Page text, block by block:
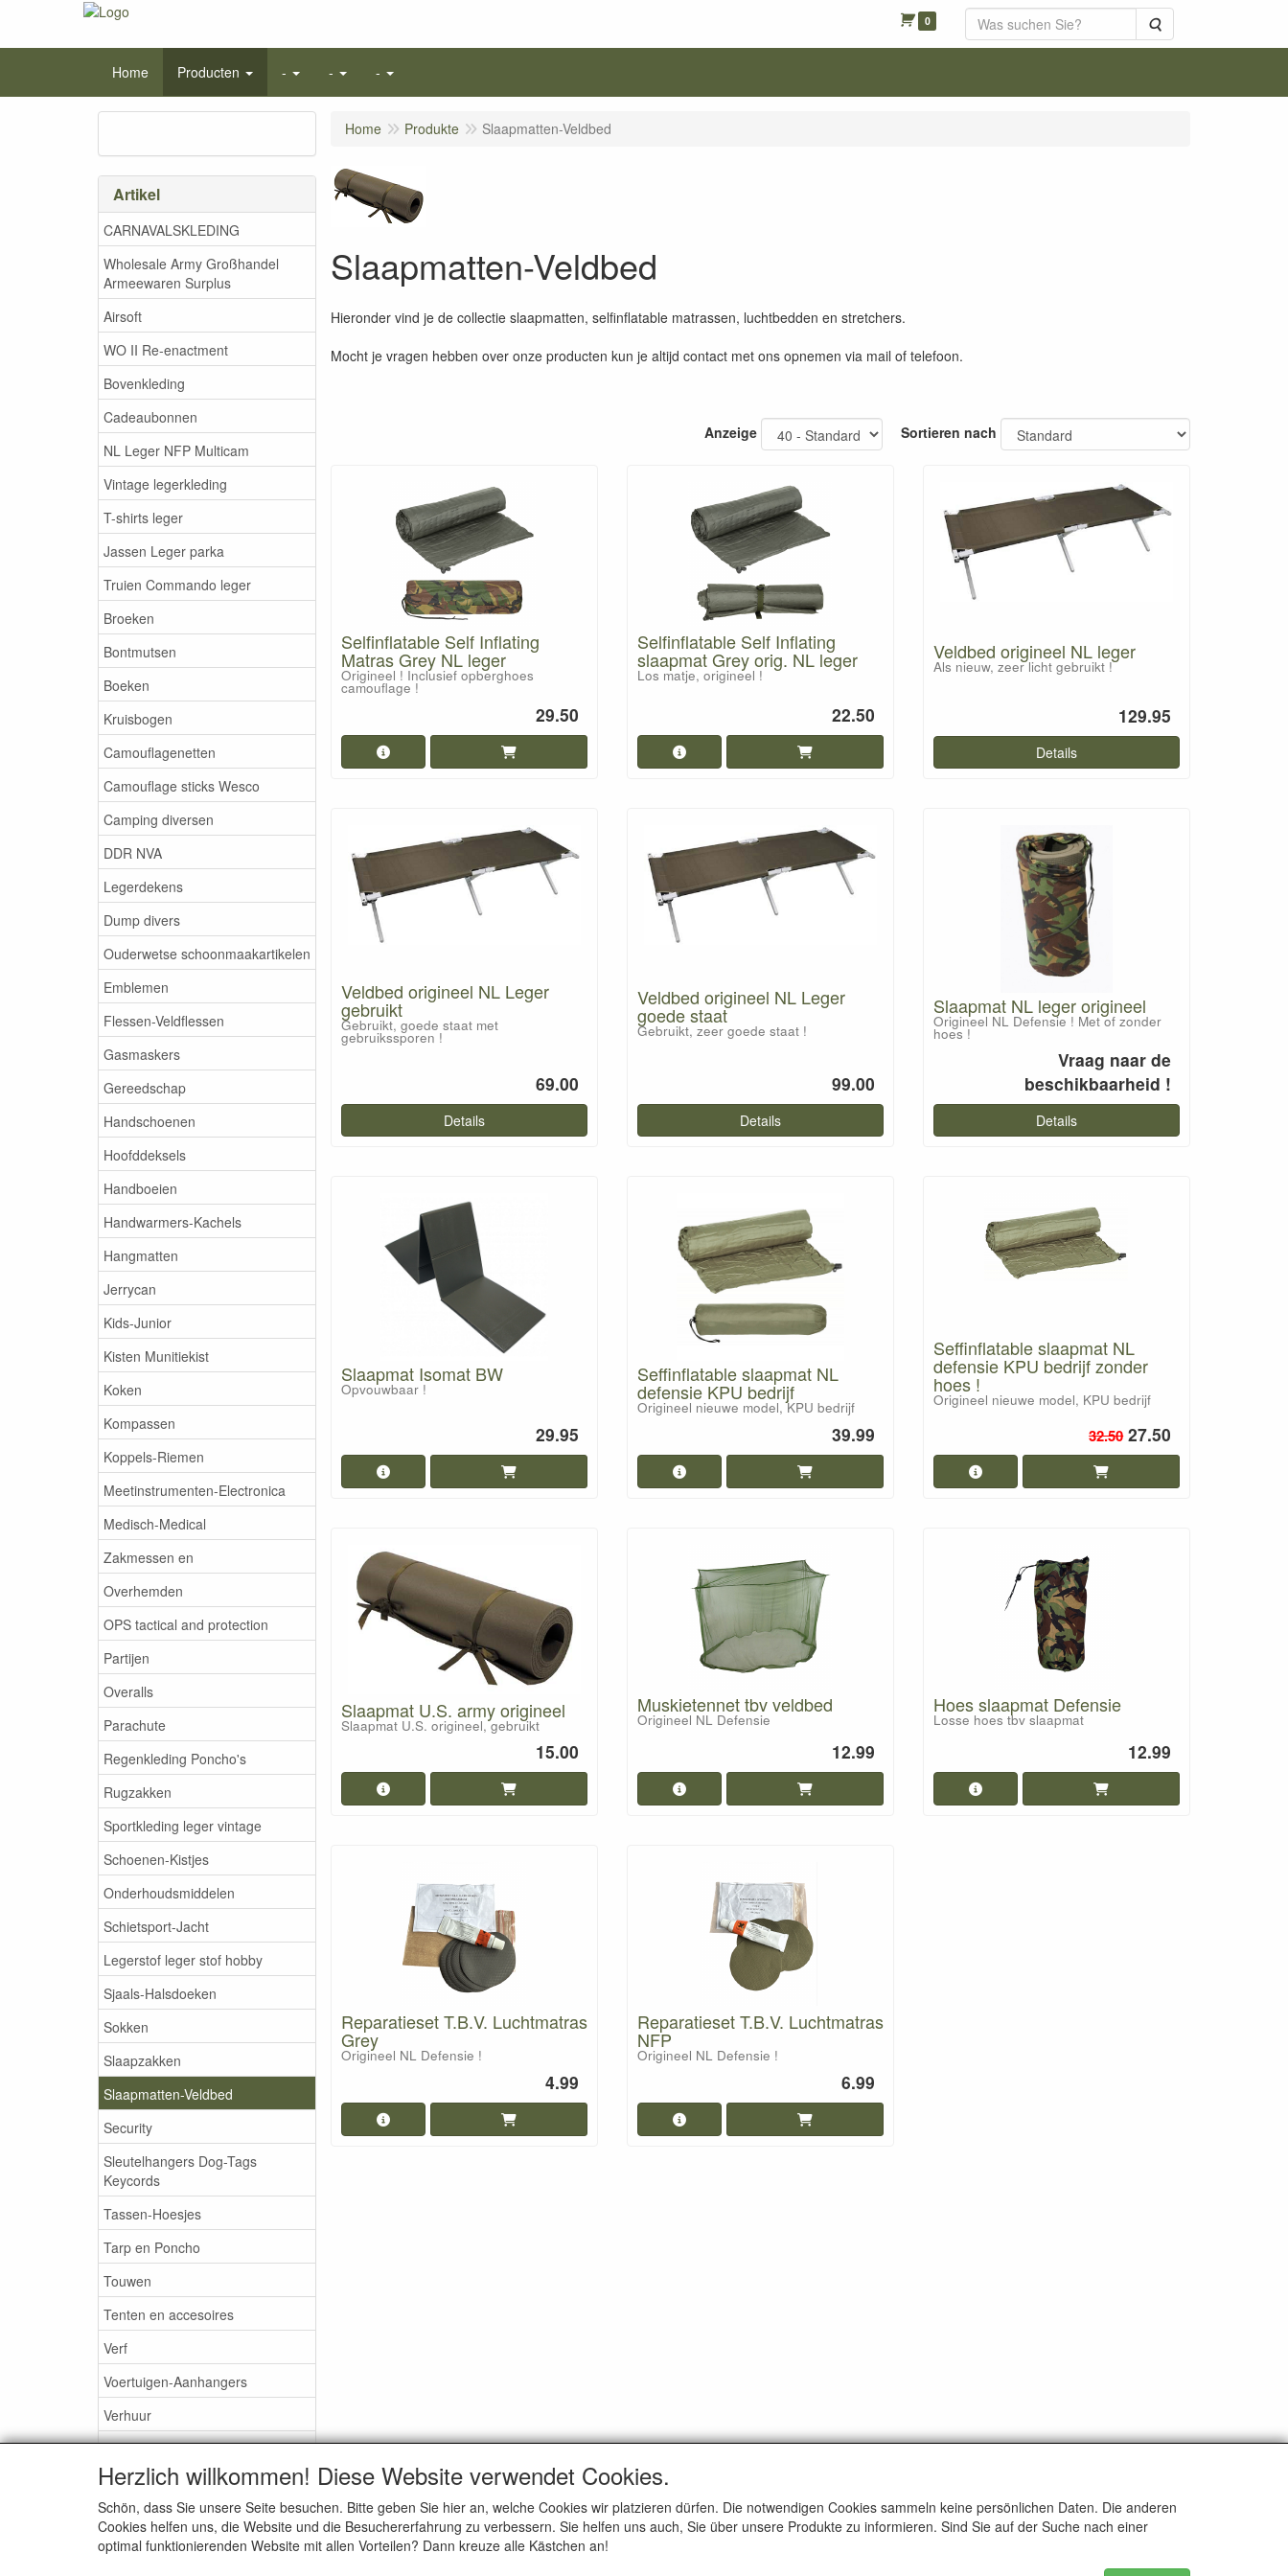
0 Suche
Home Producten - - -
Artikel
CARNAVALSKLEDING
Wholesale Army Großhandel
Armeewaren Surplus
Airsoft
WO II Re-enactment
Bovenkleding
Cadeaubonnen
NL Leger NFP Multicam
Vintage legerkleding
T-shirts leger
Jassen Leger parka
Truien Commando leger
Broeken
Bontmutsen
Boeken
Kruisbogen
Camouflagenetten
Camouflage sticks Wesco
Camping diversen
DDR NVA
Legerdekens
Dump divers
Ouderwetse schoonmaakartikelen
Emblemen
Flessen-Veldflessen
Gasmaskers
Gereedschap
Handschoenen
Hoofddeksels
Handboeien
Handwarmers-Kachels
Hangmatten
Jerrycan
Kids-Junior
Kisten Munitiekist
Koken
Kompassen
Koppels-Riemen
Meetinstrumenten-Electronica
Medisch-Medical
Zakmessen en
Overhemden
OPS tactical and protection
Partijen
Overalls
Parachute
Regenkleding Poncho's
Rugzakken
Sportkleding leger vintage
Schoenen-Kistjes
Onderhoudsmiddelen
Schietsport-Jacht
Legerstof leger stof hobby
Sjaals-Halsdoeken
Sokken
Slaapzakken
Slaapmatten-Veldbed
Security
Sleutelhangers Dog-Tags
Keycords
Tassen-Hoesjes
Tarp en Poncho
Touwen
Tenten en accesoires
Verf
Voertuigen-Aanhangers
Verhuur
Vlaggen
Verrekijkers Nachtkijker
Zaklampen-Verlichting
Brillen - Zonnebrillen
Home Produkte Slaapmatten-Veldbed
Slaapmatten-Veldbed
Hieronder vind je de collectie slaapmatten, selfinflatable matrassen, luchtbedden en stretchers.
Mocht je vragen hebben over onze producten kun je altijd contact met ons opnemen via mail of telefoon.
Anzeige Sortieren nach
Selfinflatable Self Inflating
Matras Grey NL leger
Origineel ! Inclusief opberghoes
camouflage !
29.50
Selfinflatable Self Inflating
slaapmat Grey orig. NL leger
Los matje, origineel !
22.50
Veldbed origineel NL leger
Als nieuw, zeer licht gebruikt !
129.95
Details
Veldbed origineel NL Leger
gebruikt
Gebruikt, goede staat met
gebruikssporen !
69.00
Details
Veldbed origineel NL Leger
goede staat
Gebruikt, zeer goede staat !
99.00
Details
Slaapmat NL leger origineel
Origineel NL Defensie ! Met of zonder
hoes !
Vraag naar de
beschikbaarheid !
Details
Slaapmat Isomat BW
Opvouwbaar !
29.95
Seffinflatable slaapmat NL
defensie KPU bedrijf
Origineel nieuwe model, KPU bedrijf
39.99
Seffinflatable slaapmat NL
defensie KPU bedrijf zonder
hoes !
Origineel nieuwe model, KPU bedrijf
32.50 27.50
Slaapmat U.S. army origineel
Slaapmat U.S. origineel, gebruikt
15.00
Muskietennet tbv veldbed
Origineel NL Defensie
12.99
Hoes slaapmat Defensie
Losse hoes tbv slaapmat
12.99
Reparatieset T.B.V. Luchtmatras
Grey
Origineel NL Defensie !
4.99
Reparatieset T.B.V. Luchtmatras
NFP
Origineel NL Defensie !
6.99
Herzlich willkommen! Diese Website verwendet Cookies.
Schön, dass Sie unsere Seite besuchen. Bitte geben Sie hier an, welche Cookies wir platzieren dürfen. Die notwendigen Cookies sammeln keine persönlichen Daten. Die anderen
Cookies helfen uns, die Website und die Besuchererfahrung zu verbessern. Sie helfen uns auch, Sie über unsere Produkte zu informieren. Sind Sie auf der Suche nach einer
optimal funktionierenden Website mit allen Vorteilen? Dann kreuze alle Kästchen an!